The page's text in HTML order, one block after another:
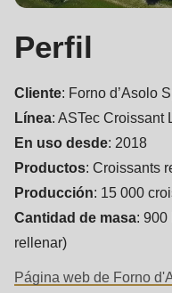
string
deprecated
{closure}
()
(line
modules/custom/
Perfil
Cliente: Forno d’Asolo
Línea: ASTec Croissant
En uso desde: 2018
Productos: Croissants
Producción: 15 000
Cantidad de masa: 900
rellenar)
Página web de Forno